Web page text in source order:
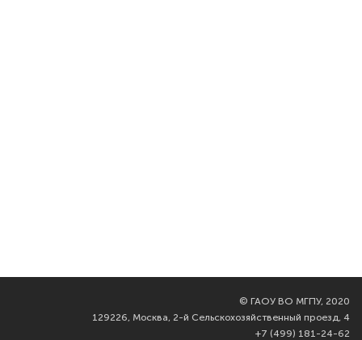
© ГАОУ ВО МГПУ, 2020
129226, Москва, 2-й Сельскохозяйственный проезд, 4
+7 (499) 181-24-62